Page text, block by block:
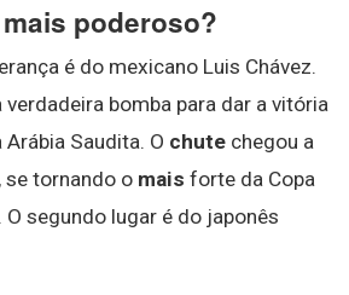
poderoso?
é do mexicano Luis Chávez.
bomba para dar a vitória
Saudita. O chute chegou a
tornando o mais forte da Copa
segundo lugar é do japonês